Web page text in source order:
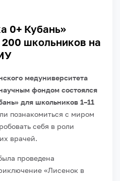
0+ Кубань»
школьников на
медуниверситета
фондом состоялся
для школьников 1–11
познакомиться с миром
себя в роли
врачей.
проведена
«Лисенок в